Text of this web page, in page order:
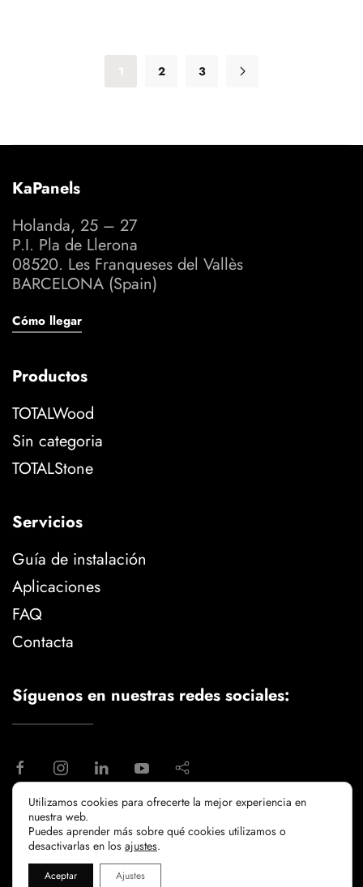
1 2 3
KaPanels
Holanda, 25 – 27
P.I. Pla de Llerona
08520. Les Franqueses del Vallès
BARCELONA (Spain)
Cómo llegar
Productos
TOTALWood
Sin categoria
TOTALStone
Servicios
Guía de instalación
Aplicaciones
FAQ
Contacta
Síguenos en nuestras redes sociales:
aviso legal
politica de privacidad
politicia de cookies
Utilizamos cookies para ofrecerte la mejor experiencia en
nuestra web.
Puedes aprender más sobre qué cookies utilizamos o
desactivarlas en los ajustes.
Aceptar Ajustes